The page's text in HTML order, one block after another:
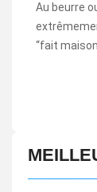
Au beurre
“fait